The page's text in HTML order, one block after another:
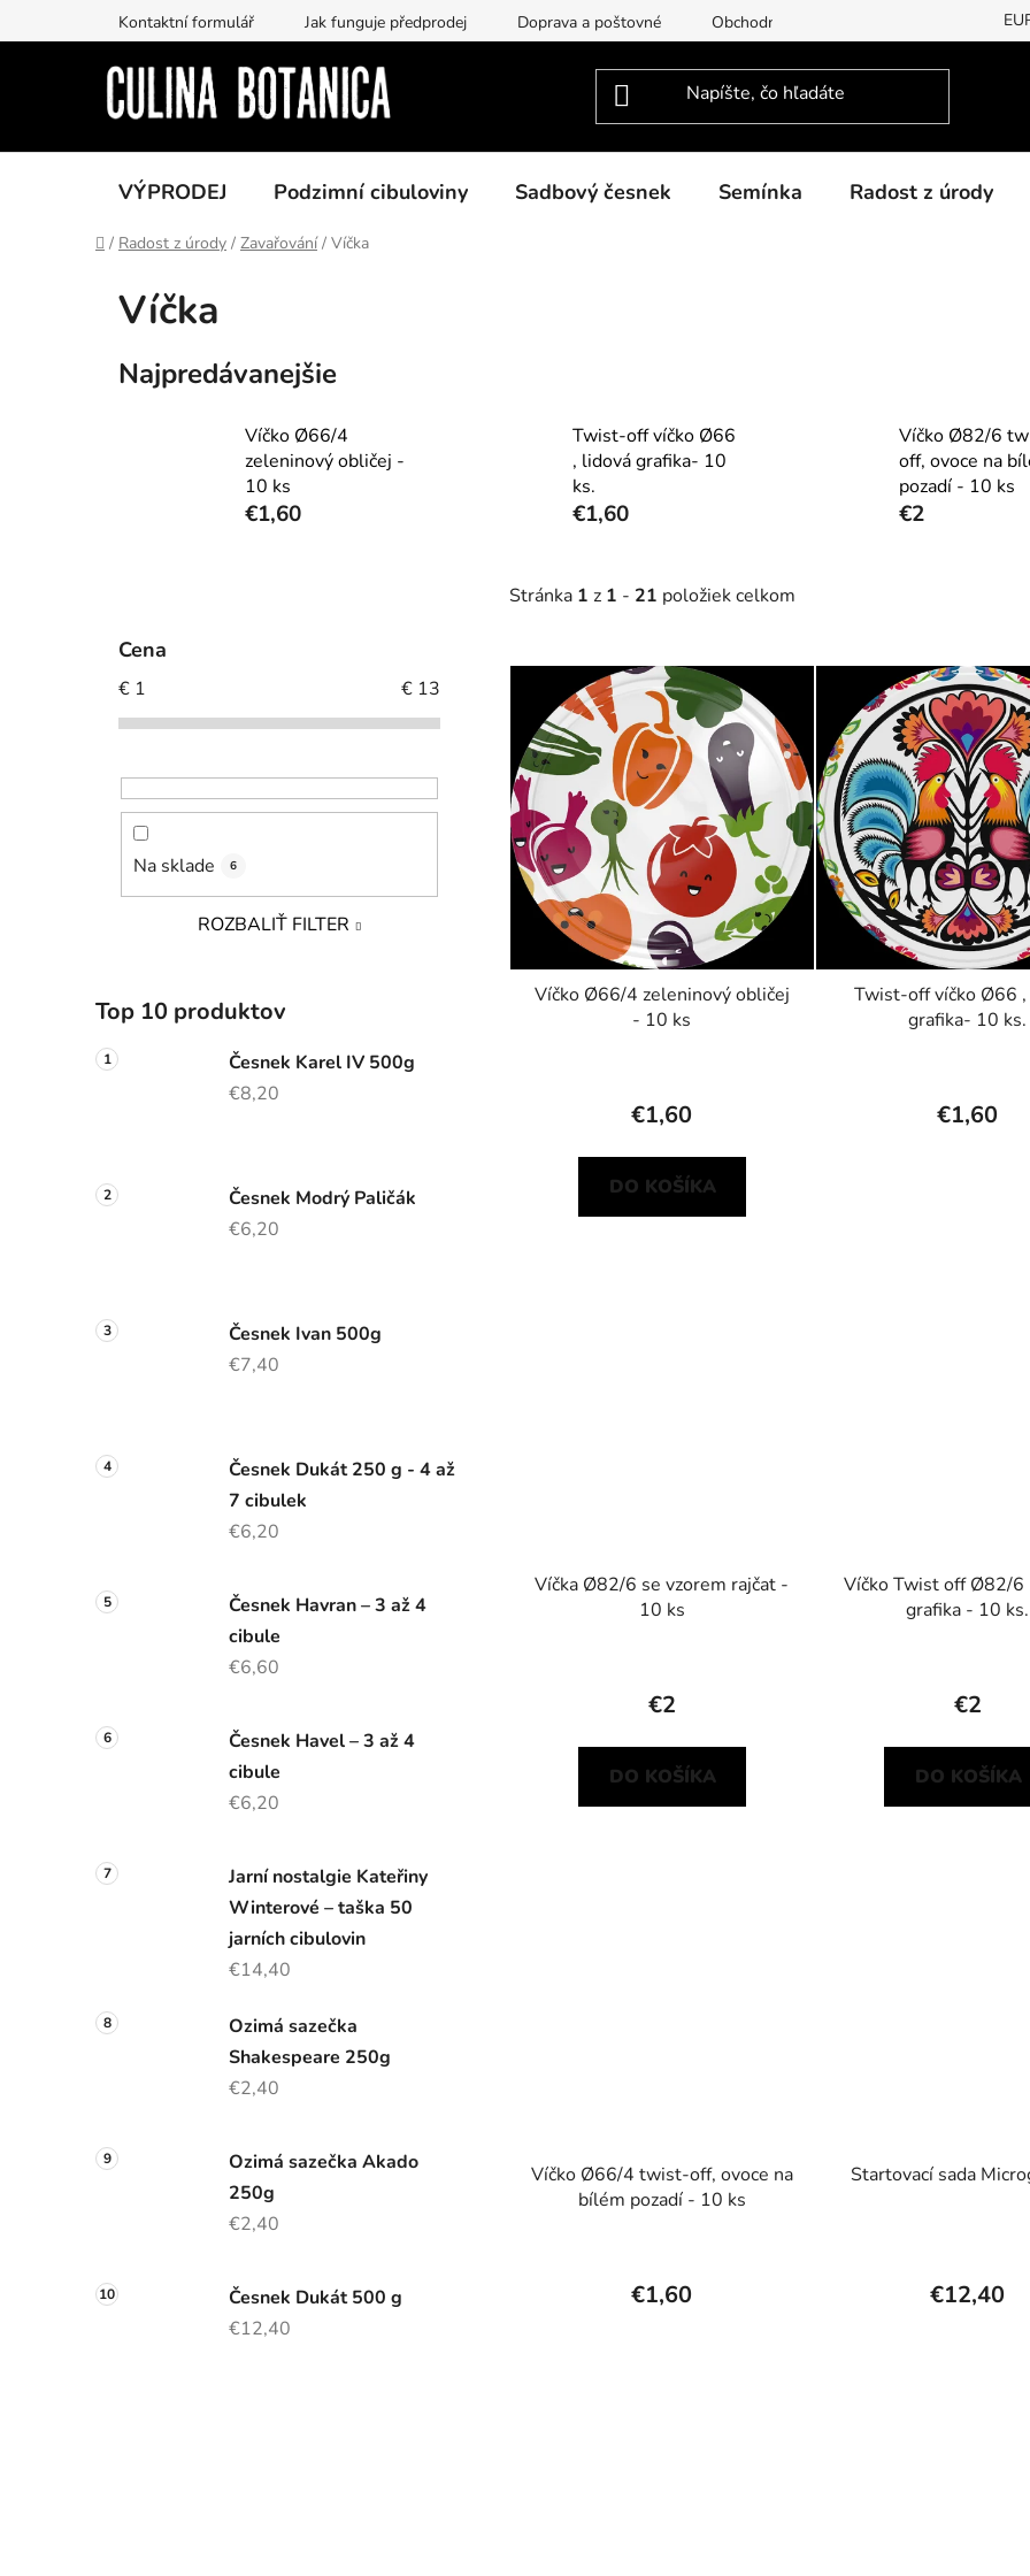
na
Kontaktní formulář Jak funguje předprodej Doprava a poštovné Obchodní podmínky Podmínky
VÝPRODEJ Podzimní cibuloviny Sadbový česnek Semínka Radost z úrody
Domov
/ Radost z úrody / Zavařování / Víčka
Víčka
Najpredávanejšie
Víčko Ø66/4
zeleninový obličej -
10 ks
€1,60
Twist-off víčko Ø66
, lidová grafika- 10
ks.
€1,60
Víčko Ø82/6
off, ovoce na
pozadí - 10 ks
€2
Cena
€ 1 € 13
Na sklade 6
ROZBALIŤ FILTER
Top 10 produktov
Česnek Karel IV 500g
€8,20
Česnek Modrý Paličák
€6,20
Česnek Ivan 500g
€7,40
Česnek Dukát 250 g - 4 až
7 cibulek
€6,20
Česnek Havran – 3 až 4
cibule
€6,60
Česnek Havel – 3 až 4
cibule
€6,20
Jarní nostalgie Kateřiny
Winterové – taška 50
jarních cibulovin
€14,40
Ozimá sazečka
Shakespeare 250g
€2,40
Ozimá sazečka Akado
250g
€2,40
Česnek Dukát 500 g
€12,40
Stránka 1 z 1 - 21 položiek celkom
V
s
p
r
o
k
Víčko Ø66/4 zeleninový obličej
- 10 ks
€1,60
DO KOŠÍKA
Twist-off víčko Ø66
grafika- 10 ks.
€1,60
Víčka Ø82/6 se vzorem rajčat -
10 ks
€2
DO KOŠÍKA
Víčko Twist off Ø82/6
grafika - 10 ks.
€2
DO KOŠÍKA
Víčko Ø66/4 twist-off, ovoce na
bílém pozadí - 10 ks
€1,60
Startovací sada
€12,40